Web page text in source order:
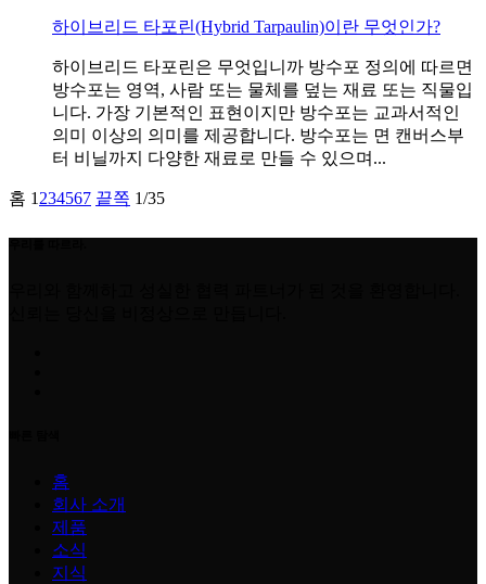
하이브리드 타포린(Hybrid Tarpaulin)이란 무엇인가?
하이브리드 타포린은 무엇입니까 방수포 정의에 따르면
방수포는 영역, 사람 또는 물체를 덮는 재료 또는 직물입
니다. 가장 기본적인 표현이지만 방수포는 교과서적인
의미 이상의 의미를 제공합니다. 방수포는 면 캔버스부
터 비닐까지 다양한 재료로 만들 수 있으며...
홈 1 234567 끝쪽 1/35
홈
회사 소개
제품
소식
지식